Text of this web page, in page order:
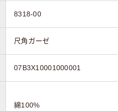
8318-00
尺角ガーゼ
07B3X10001000001
綿100%